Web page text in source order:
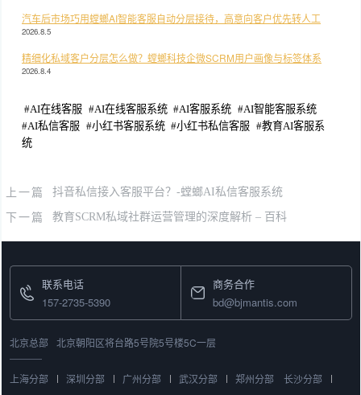
汽车后市场巧用螳螂AI智能客服自动分层接待，高意向客户优先转人工
2026.8.5
精细化私域客户分层怎么做？螳螂科技企微SCRM用户画像与标签体系
2026.8.4
#AI在线客服 #AI在线客服系统 #AI客服系统 #AI智能客服系统
#AI私信客服 #小红书客服系统 #小红书私信客服 #教育AI客服系
统
上一篇 抖音私信接入客服平台？-螳螂AI私信客服系统
下一篇 教育SCRM私域社群运营管理的深度解析 – 百科
联系电话
157-2735-5390
商务合作
bd@bjmantis.com
北京总部 北京朝阳区将台路5号院5号楼5C一层
上海分部 深圳分部 广州分部 武汉分部 郑州分部 长沙分部